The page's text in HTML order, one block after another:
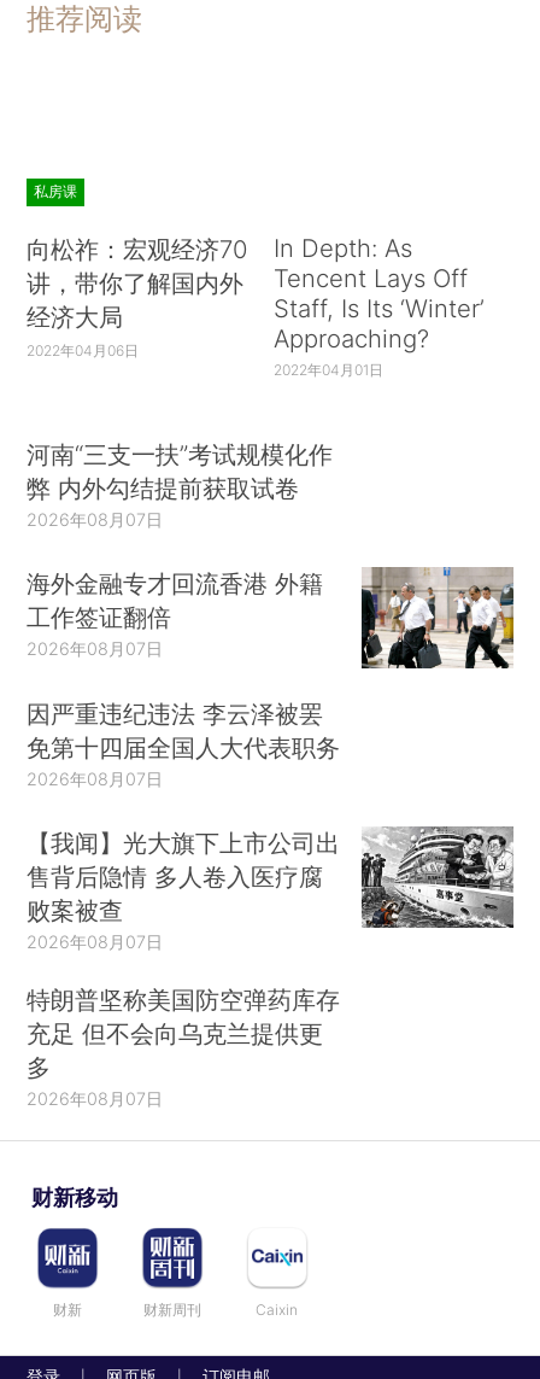
推荐阅读
私房课
向松祚：宏观经济70
讲，带你了解国内外
经济大局
2022年04月06日
In Depth: As
Tencent Lays Off
Staff, Is Its ‘Winter’
Approaching?
2022年04月01日
河南“三支一扶”考试规模化作
弊 内外勾结提前获取试卷
2026年08月07日
海外金融专才回流香港 外籍
工作签证翻倍
2026年08月07日
因严重违纪违法 李云泽被罢
免第十四届全国人大代表职务
2026年08月07日
【我闻】光大旗下上市公司出
售背后隐情 多人卷入医疗腐
败案被查
2026年08月07日
特朗普坚称美国防空弹药库存
充足 但不会向乌克兰提供更
多
2026年08月07日
财新移动
财新 财新周刊 Caixin